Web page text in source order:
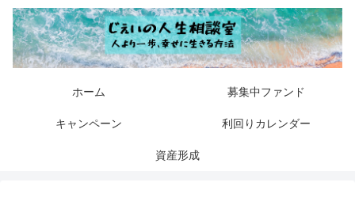
ホーム 募集中ファンド
キャンペーン 利回りカレンダー
資産形成